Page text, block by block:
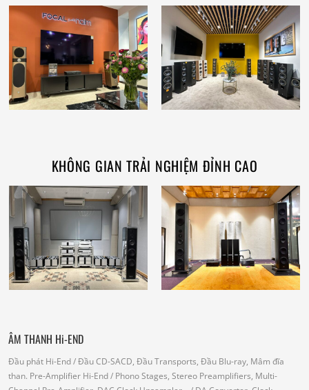
KHÔNG GIAN TRẢI NGHIỆM ĐỈNH CAO
ÂM THANH Hi-END
Đầu phát Hi-End/ Đầu CD-SACD, Đầu Transports, Đầu Blu-ray, Mâm đĩa
than. Pre-Amplifier Hi-End/ Phono Stages, Stereo Preamplifiers, Multi-